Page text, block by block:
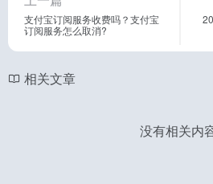
支付宝订阅服务收费吗？支付宝
订阅服务怎么取消?
相关文章
没有相关内